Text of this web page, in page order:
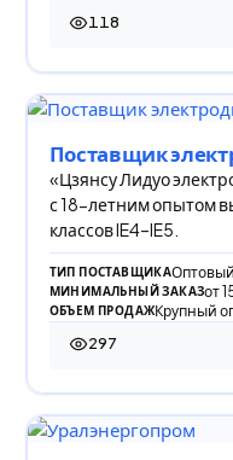
118
118 просмотров
Поставщик
«Цзянсу Лидуо
с 18-летним опытом
классов IE4–IE5.
ТИП ПОСТАВЩИКА
МИНИМАЛЬНЫЙ ЗАКАЗот
ОБЪЕМ ПРОДАЖКрупный
297
297 просмотров